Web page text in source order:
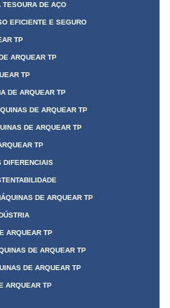
TESOURA DE AÇO
EFICIENTE E SEGURO
TP
ARQUEAR TP
TP
DE ARQUEAR TP
DE ARQUEAR TP
DE ARQUEAR TP
TP
DIFERENCIAIS
DE ARQUEAR TP
ARQUEAR TP
DE ARQUEAR TP
DE ARQUEAR TP
ARQUEAR TP